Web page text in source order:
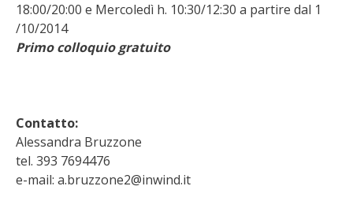
18:00/20:00 e Mercoledì h. 10:30/12:30 a partire dal 1
/10/2014
Primo colloquio gratuito
Contatto:
Alessandra Bruzzone
tel. 393 7694476
e-mail: a.bruzzone2@inwind.it